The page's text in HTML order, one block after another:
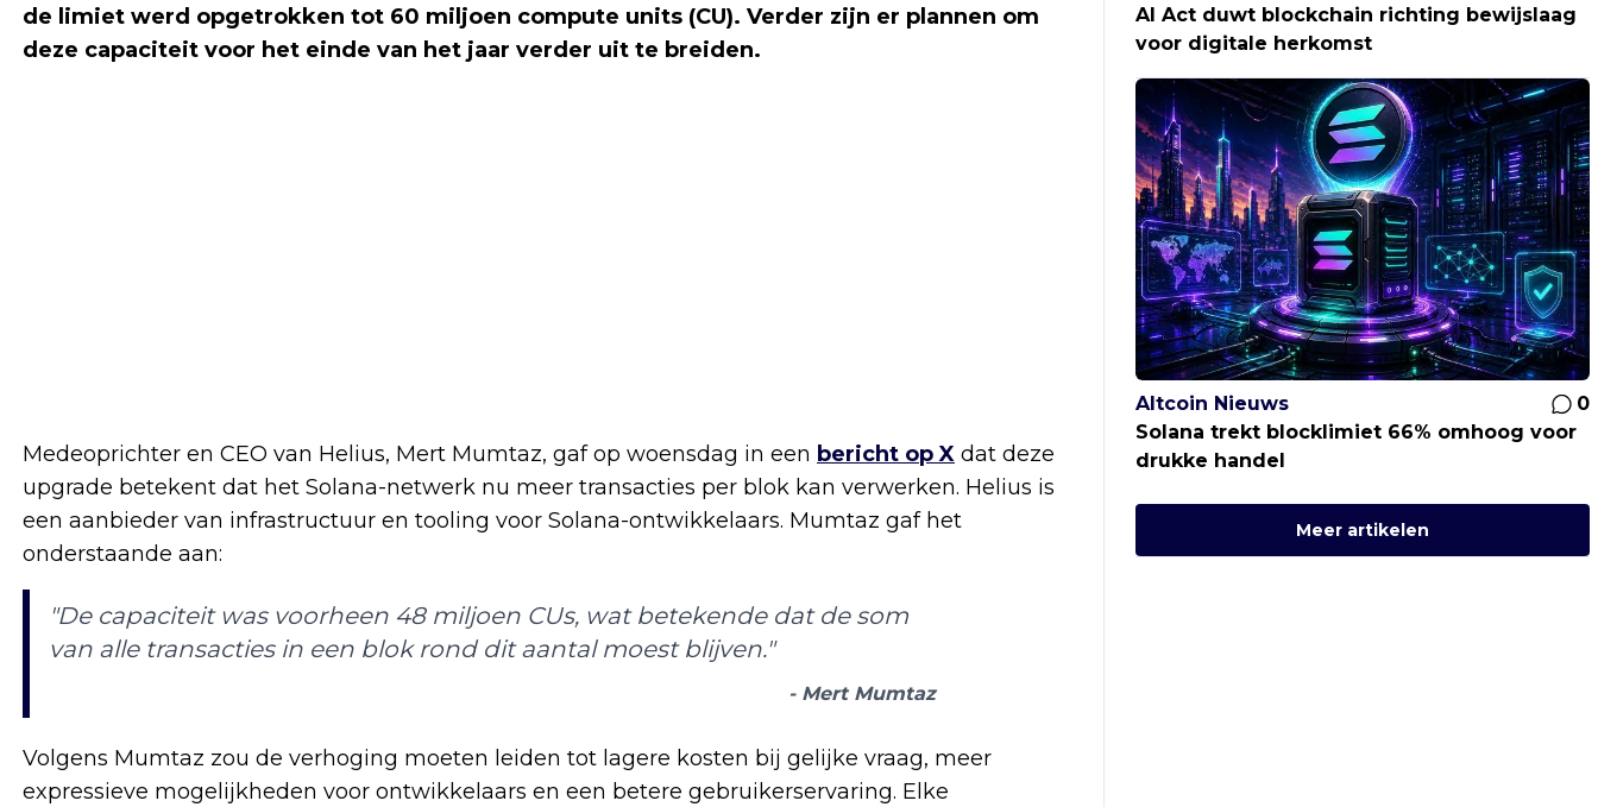
de limiet werd opgetrokken tot 60 miljoen compute units (CU). Verder zijn er plannen om
deze capaciteit voor het einde van het jaar verder uit te breiden.
Medeoprichter en CEO van Helius, Mert Mumtaz, gaf op woensdag in een bericht op X dat deze
upgrade betekent dat het Solana-netwerk nu meer transacties per blok kan verwerken. Helius is
een aanbieder van infrastructuur en tooling voor Solana-ontwikkelaars. Mumtaz gaf het
onderstaande aan:
"De capaciteit was voorheen 48 miljoen CUs, wat betekende dat de som
van alle transacties in een blok rond dit aantal moest blijven."
- Mert Mumtaz
Volgens Mumtaz zou de verhoging moeten leiden tot lagere kosten bij gelijke vraag, meer
expressieve mogelijkheden voor ontwikkelaars en een betere gebruikerservaring. Elke
AI Act duwt blockchain richting bewijslaag
voor digitale herkomst
Altcoin Nieuws
0
Solana trekt blocklimiet 66% omhoog voor
drukke handel
Meer artikelen